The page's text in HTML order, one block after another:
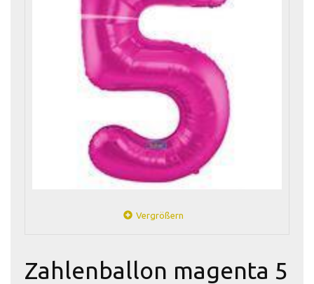
Vergrößern
Zahlenballon magenta 5